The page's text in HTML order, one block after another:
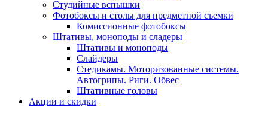
Студийные вспышки
Фотобоксы и столы для предметной съемки
Комиссионные фотобоксы
Штативы, моноподы и сладеры
Штативы и моноподы
Слайдеры
Стедикамы. Моторизованные системы.
Автогрипы. Риги. Обвес
Штативные головы
Акции и скидки